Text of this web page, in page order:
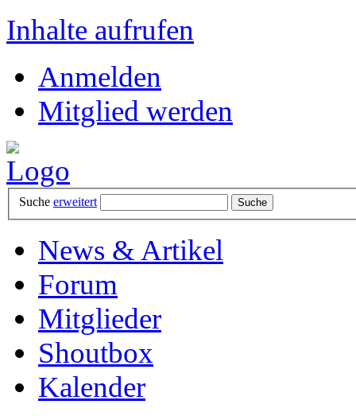
Inhalte aufrufen
Anmelden
Mitglied werden
Suche erweitert
News & Artikel
Forum
Mitglieder
Shoutbox
Kalender